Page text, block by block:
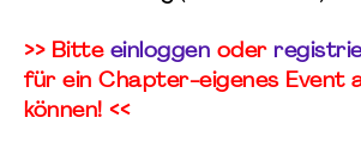
>> Bitte einloggen oder
für ein Chapter-eigenes Event
können! <<